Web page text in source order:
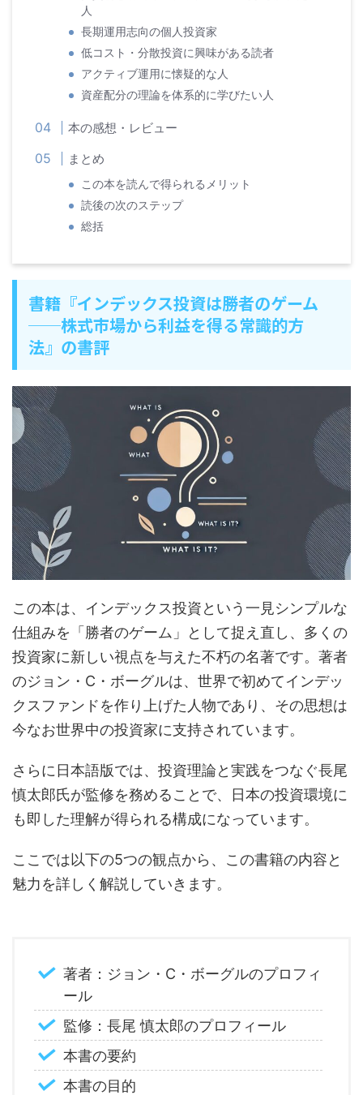
人
長期運用志向の個人投資家
低コスト・分散投資に興味がある読者
アクティブ運用に懐疑的な人
資産配分の理論を体系的に学びたい人
本の感想・レビュー
まとめ
この本を読んで得られるメリット
読後の次のステップ
総括
書籍『インデックス投資は勝者のゲーム
──株式市場から利益を得る常識的方
法』の書評
この本は、インデックス投資という一見シンプルな
仕組みを「勝者のゲーム」として捉え直し、多くの
投資家に新しい視点を与えた不朽の名著です。著者
のジョン・C・ボーグルは、世界で初めてインデッ
クスファンドを作り上げた人物であり、その思想は
今なお世界中の投資家に支持されています。
さらに日本語版では、投資理論と実践をつなぐ長尾
慎太郎氏が監修を務めることで、日本の投資環境に
も即した理解が得られる構成になっています。
ここでは以下の5つの観点から、この書籍の内容と
魅力を詳しく解説していきます。
著者：ジョン・C・ボーグルのプロフィ
ール
監修：長尾 慎太郎のプロフィール
本書の要約
本書の目的